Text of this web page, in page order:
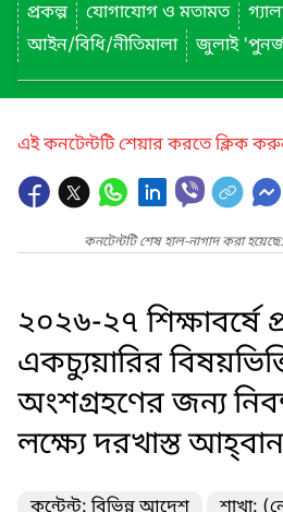
প্রকল্প
যোগাযোগ ও মতামত
আইন/বিধি/নীতিমালা
জুলাই
এই কনটেন্টটি শেয়ার করতে ক্লিক
কনটেন্টটি শেষ হাল-নাগাদ করা
২০২৬-২৭ শিক্ষাবর্ষে
একচ্যুয়ারির
অংশগ্রহণের জন্য
লক্ষ্যে দরখাস্ত